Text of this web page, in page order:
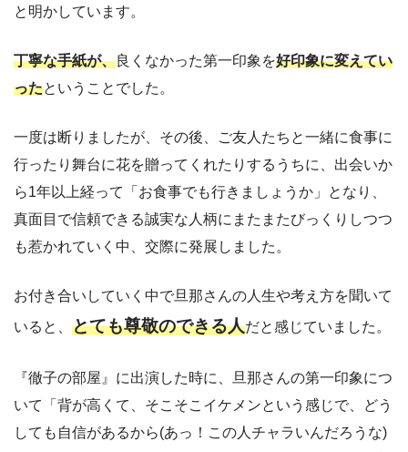
と明かしています。
丁寧な手紙が、良くなかった第一印象を好印象に変えてい
ったということでした。
一度は断りましたが、その後、ご友人たちと一緒に食事に
行ったり舞台に花を贈ってくれたりするうちに、出会いか
ら1年以上経って「お食事でも行きましょうか」となり、
真面目で信頼できる誠実な人柄にまたまたびっくりしつつ
も惹かれていく中、交際に発展しました。
お付き合いしていく中で旦那さんの人生や考え方を聞いて
いると、 とても尊敬のできる人だと感じていました。
『徹子の部屋』に出演した時に、旦那さんの第一印象につ
いて「背が高くて、そこそこイケメンという感じで、どう
しても自信があるから(あっ！この人チャラいんだろうな)